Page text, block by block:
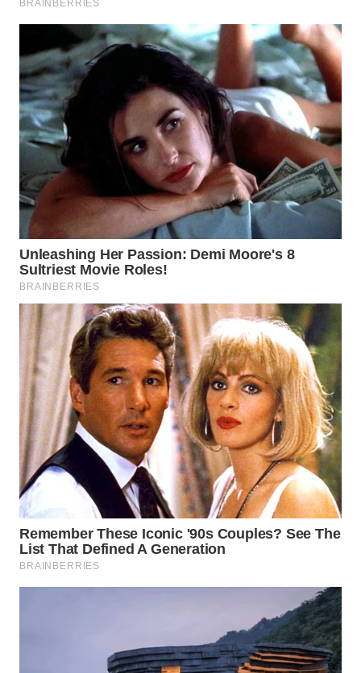
WN
CIANJUR
WN
KEPULAUAN
SERIBU
WN
TANGERANG
WN
BINJAI
WN
CIREBON
WN
INDRAMAYU
WN
KUNINGAN
WN
MAJALENGKA
SUBANG
WN